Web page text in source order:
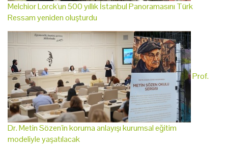
Melchior Lorck'un 500 yıllık İstanbul Panoramasını Türk
Ressam yeniden oluşturdu
Prof.
Dr. Metin Sözen'in koruma anlayışı kurumsal eğitim
modeliyle yaşatılacak